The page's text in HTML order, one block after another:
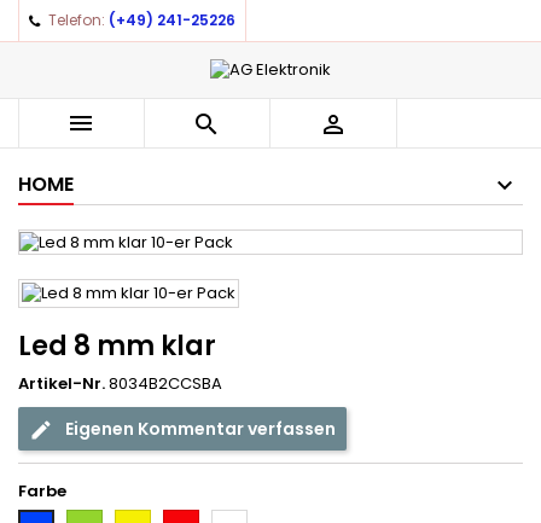
Telefon: (+49) 241-25226
  
HOME
Led 8 mm klar
Artikel-Nr.8034B2CCSBA
Eigenen Kommentar verfassen
Farbe
Auf meine Wunschliste ×
add_circle_outlineCreate new list
((title)) ×
((label))
((cancelText)) ((createText))
Anmelden ×
You need to be logged in to save products in your
wishlist.
((cancelText)) ((loginText))